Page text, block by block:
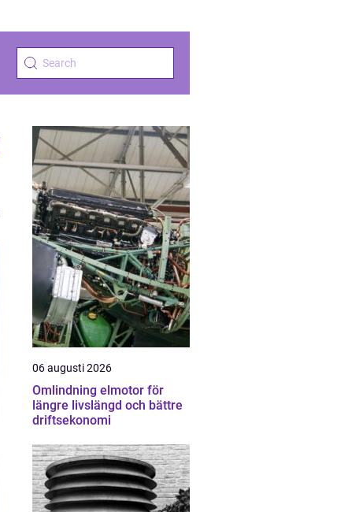
06 augusti 2026
Omlindning elmotor för
längre livslängd och bättre
driftsekonomi